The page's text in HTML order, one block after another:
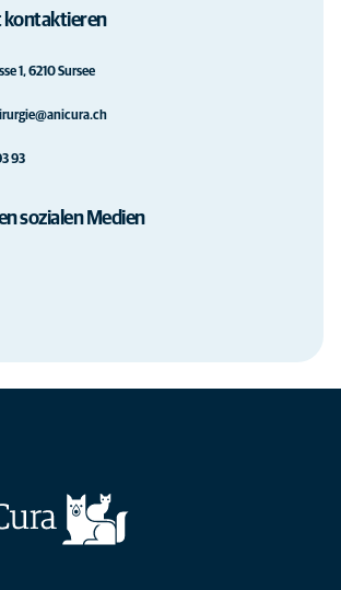
kontaktieren
1, 6210 Sursee
93
sozialen Medien